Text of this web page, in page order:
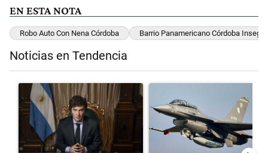
EN ESTA NOTA
Robo Auto Con Nena Córdoba Barrio Panamericano Córdoba
Noticias en Tendencia
Un artículo de tendencia con el título "Milei, listo para 'atajar'
Un artículo de tendencia con el